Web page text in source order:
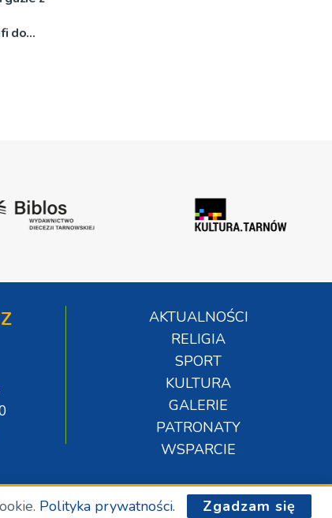
do
AKTUALNOŚCI
RELIGIA
SPORT
KULTURA
GALERIE
PATRONATY
WSPARCIE
Polityka prywatności. Zgadzam się